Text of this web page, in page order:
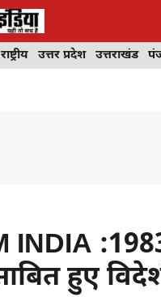
राष्ट्रीय उत्तर प्रदेश उत्तराखंड
INDIA
हुए